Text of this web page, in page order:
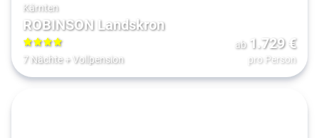
Kärnten
ROBINSON Landskron
4
7 Nächte+ Vollpension
ab 1.729€
pro Person